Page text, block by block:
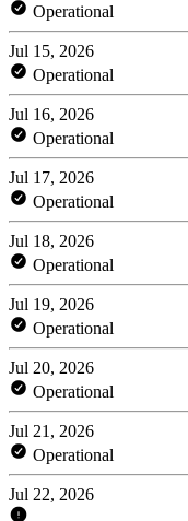
Operational
Jul 15, 2026
Operational
Jul 16, 2026
Operational
Jul 17, 2026
Operational
Jul 18, 2026
Operational
Jul 19, 2026
Operational
Jul 20, 2026
Operational
Jul 21, 2026
Operational
Jul 22, 2026